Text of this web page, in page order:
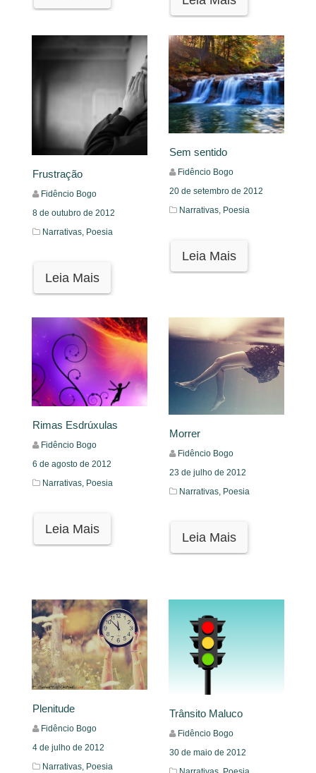
Frustração
Fidêncio Bogo
8 de outubro de 2012
Narrativas, Poesia
Leia Mais
Sem sentido
Fidêncio Bogo
20 de setembro de 2012
Narrativas, Poesia
Leia Mais
Rimas Esdrúxulas
Fidêncio Bogo
6 de agosto de 2012
Narrativas, Poesia
Leia Mais
Morrer
Fidêncio Bogo
23 de julho de 2012
Narrativas, Poesia
Leia Mais
Plenitude
Fidêncio Bogo
4 de julho de 2012
Narrativas, Poesia
Trânsito Maluco
Fidêncio Bogo
30 de maio de 2012